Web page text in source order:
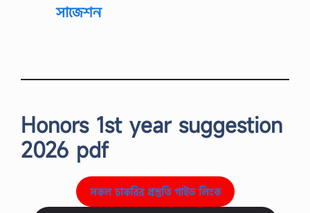
সাজেশন
Honors 1st year suggestion
2026 pdf
সকল চাকরির প্রস্তুতি গাইড লিংক